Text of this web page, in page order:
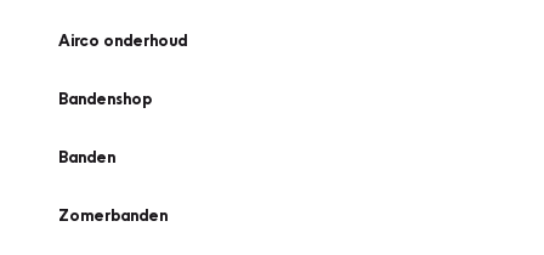
Airco onderhoud
Bandenshop
Banden
Zomerbanden